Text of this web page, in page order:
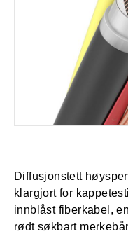
Diffusjonstett
klargjort for
innblåst fiberkabel,
rødt søkbart